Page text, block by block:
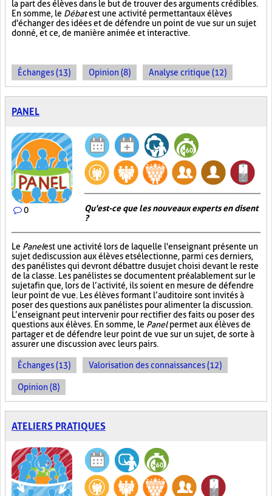
la part des élèves dans le but de trouver des arguments crédibles.
En somme, le Débatest une activité permettant aux élèves
d'échanger des idées et de défendre un point de vue sur un sujet
donné, et ce, de manière animée et interactive.
Échanges (13) Opinion (8) Analyse critique (12)
PANEL
0
Qu'est-ce que les nouveaux experts en disent
?
Le Panelest une activité lors de laquelle l'enseignant présente un
sujet de discussion aux élèves et sélectionne, parmi ces derniers,
des panélistes qui devront débattre du sujet choisi devant le reste
de la classe. Les panélistes se documentent préalablement sur le
sujet afin que, lors de l’activité, ils soient en mesure de défendre
leur point de vue. Les élèves formant l’auditoire sont invités à
poser des questions aux panélistes pour alimenter la discussion.
L’enseignant peut intervenir pour rectifier des faits ou poser des
questions aux élèves. En somme, le Panelpermet aux élèves de
partager et de défendre leur point de vue sur un sujet, de sorte à
assurer une discussion avec leurs pairs.
Échanges (13) Valorisation des connaissances (12)
Opinion (8)
ATELIERS PRATIQUES